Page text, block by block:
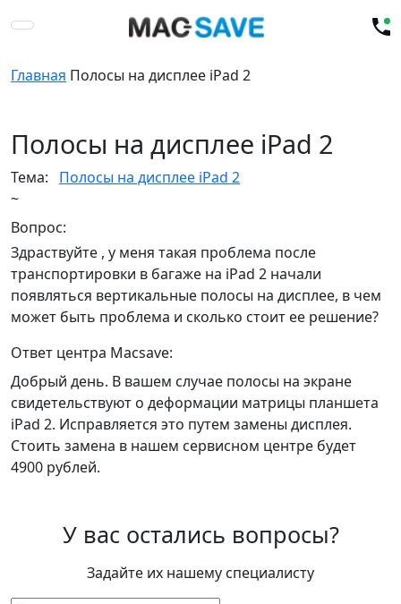
Главная Полосы на дисплее iPad 2
Полосы на дисплее iPad 2
Тема:
Полосы на дисплее iPad 2
~
Вопрос:
Здраствуйте , у меня такая проблема после
транспортировки в багаже на iPad 2 начали
появляться вертикальные полосы на дисплее, в чем
может быть проблема и сколько стоит ее решение?
Ответ центра Macsave:
Добрый день. В вашем случае полосы на экране
свидетельствуют о деформации матрицы планшета
iPad 2. Исправляется это путем замены дисплея.
Стоить замена в нашем сервисном центре будет
4900 рублей.
У вас остались вопросы?
Задайте их нашему специалисту